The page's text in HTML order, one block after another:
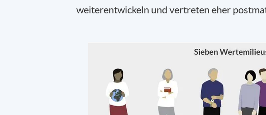
weiterentwickeln und vertreten eher